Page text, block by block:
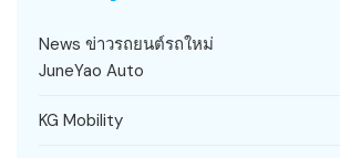
News ข่าวรถยนต์รถใหม่
JuneYao Auto
KG Mobility